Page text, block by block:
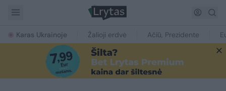
Karas Ukrainoje Žalioji erdvė Ačiū, Prezidente